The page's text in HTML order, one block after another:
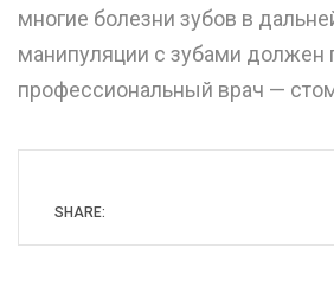
многие болезни зубов в
манипуляции с зубами должен
профессиональный врач —
SHARE: